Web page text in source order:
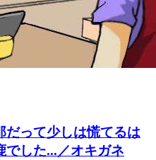
だって少しは慌てるは
でした...／オキガネ